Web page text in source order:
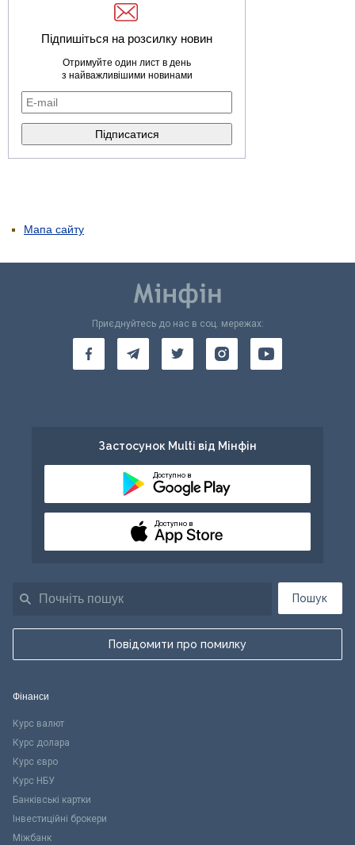
Підпишіться на розсилку новин
Отримуйте один лист в день
з найважливішими новинами
Мапа сайту
Пошук
Повідомити про помилку
Приєднуйтесь до нас в соц. мережах:
Застосунок Multi від Мінфін
Доступно в
Доступно в
Фінанси
Курс валют
Курс долара
Курс євро
Курс НБУ
Банківські картки
Інвестиційні брокери
Міжбанк